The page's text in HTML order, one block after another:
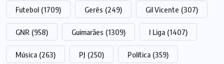
Futebol (1709) Gerês (249) Gil Vicente (307)
GNR (958) Guimarães (1309) I Liga (1407)
Música (263) PJ (250) Política (359)